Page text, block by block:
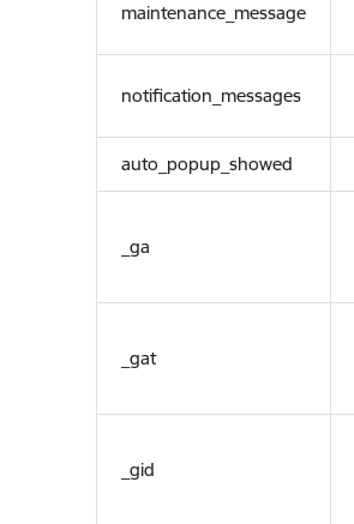
maintenance_message
notification_messages
auto_popup_showed
_ga
_gat
_gid